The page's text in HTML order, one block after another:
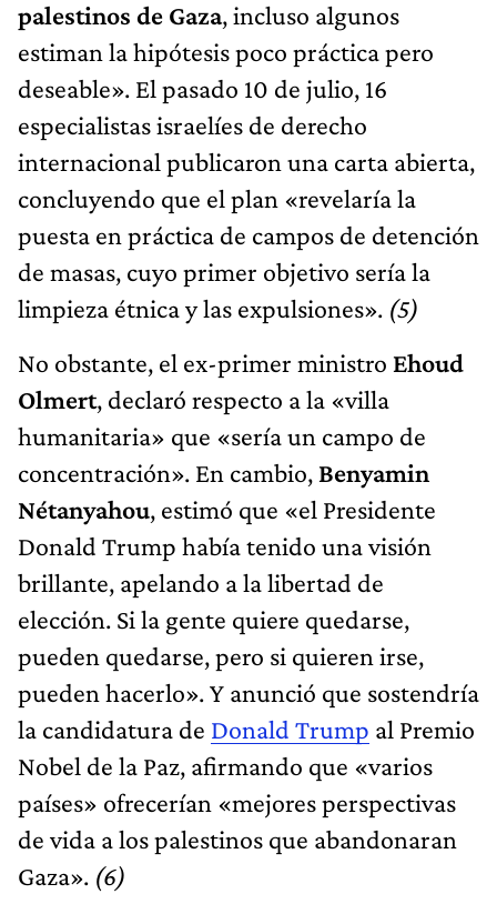
palestinos de Gaza, incluso algunos
estiman la hipótesis poco práctica pero
deseable». El pasado 10 de julio, 16
especialistas israelíes de derecho
internacional publicaron una carta abierta,
concluyendo que el plan «revelaría la
puesta en práctica de campos de detención
de masas, cuyo primer objetivo sería la
limpieza étnica y las expulsiones». (5)
No obstante, el ex-primer ministro Ehoud
Olmert, declaró respecto a la «villa
humanitaria» que «sería un campo de
concentración». En cambio, Benyamin
Nétanyahou, estimó que «el Presidente
Donald Trump había tenido una visión
brillante, apelando a la libertad de
elección. Si la gente quiere quedarse,
pueden quedarse, pero si quieren irse,
pueden hacerlo». Y anunció que sostendría
la candidatura de Donald Trump al Premio
Nobel de la Paz, afirmando que «varios
países» ofrecerían «mejores perspectivas
de vida a los palestinos que abandonaran
Gaza». (6)